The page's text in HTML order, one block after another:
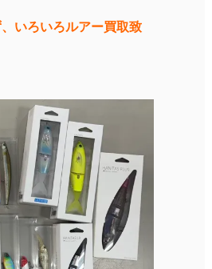
いろいろルアー買取致